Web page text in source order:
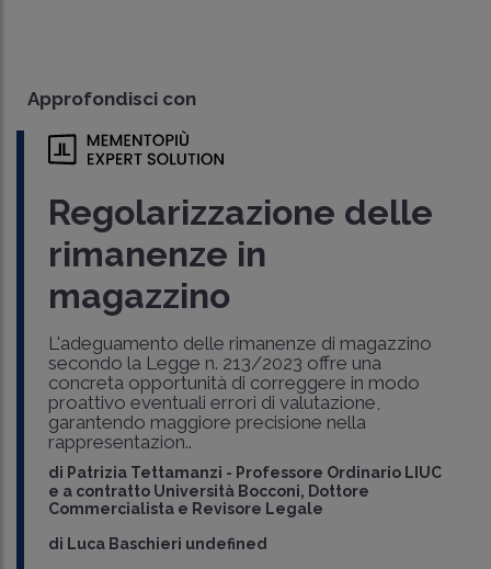
Approfondisci con
Regolarizzazione delle
rimanenze in
magazzino
L'adeguamento delle rimanenze di magazzino
secondo la Legge n. 213/2023 offre una
concreta opportunità di correggere in modo
proattivo eventuali errori di valutazione,
garantendo maggiore precisione nella
rappresentazion..
di Patrizia Tettamanzi - Professore Ordinario LIUC
e a contratto Università Bocconi, Dottore
Commercialista e Revisore Legale
di Luca Baschieri undefined